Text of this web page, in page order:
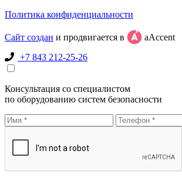
Политика конфиденциальности
Сайт создан и продвигается в
aAccent
+7 843 212-25-26
Консультация со специалистом
по оборудованию систем безопасности